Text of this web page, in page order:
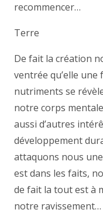
recommencer…
Terre
De fait la création
ventrée qu’elle
nutriments se
notre corps
aussi d’autres
développement
attaquons nous
est dans les faits,
de fait la tout est à
notre ravissement…